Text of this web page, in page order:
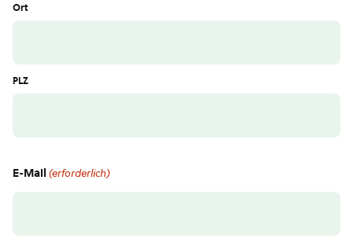
Ort
PLZ
E-Mail (erforderlich)